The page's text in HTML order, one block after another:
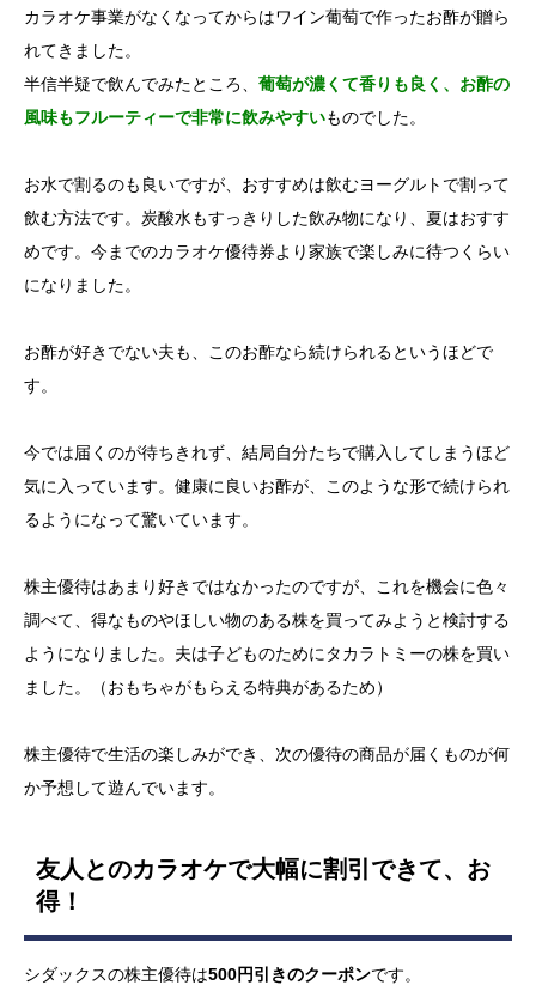
カラオケ事業がなくなってからはワイン葡萄で作ったお酢が贈ら
れてきました。
半信半疑で飲んでみたところ、 葡萄が濃くて香りも良く、お酢の
風味もフルーティーで非常に飲みやすいものでした。
お水で割るのも良いですが、おすすめは飲むヨーグルトで割って
飲む方法です。炭酸水もすっきりした飲み物になり、夏はおすす
めです。今までのカラオケ優待券より家族で楽しみに待つくらい
になりました。
お酢が好きでない夫も、このお酢なら続けられるというほどで
す。
今では届くのが待ちきれず、結局自分たちで購入してしまうほど
気に入っています。健康に良いお酢が、このような形で続けられ
るようになって驚いています。
株主優待はあまり好きではなかったのですが、これを機会に色々
調べて、得なものやほしい物のある株を買ってみようと検討する
ようになりました。夫は子どものためにタカラトミーの株を買い
ました。（おもちゃがもらえる特典があるため）
株主優待で生活の楽しみができ、次の優待の商品が届くものが何
か予想して遊んでいます。
友人とのカラオケで大幅に割引できて、お
得！
シダックスの株主優待は500円引きのクーポンです。